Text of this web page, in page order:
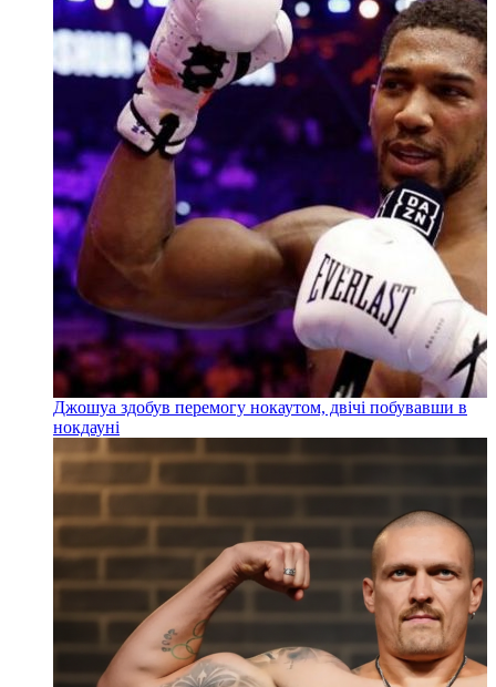
Джошуа здобув перемогу нокаутом, двічі побувавши в
нокдауні